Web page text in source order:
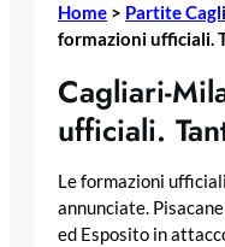
Home > Partite
formazioni ufficiali.
Cagliari-
ufficiali.
Le formazioni
annunciate.
ed Esposito in